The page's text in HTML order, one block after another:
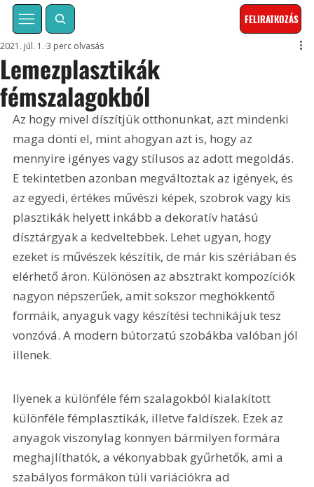
FELIRATKOZÁS
Lemezplasztikák
fémszalagokból
2021. júl. 1. 3 perc olvasás
Az hogy mivel díszítjük otthonunkat, azt mindenki
maga dönti el, mint ahogyan azt is, hogy az
mennyire igényes vagy stílusos az adott megoldás.
E tekintetben azonban megváltoztak az igények, és
az egyedi, értékes művészi képek, szobrok vagy kis
plasztikák helyett inkább a dekoratív hatású
dísztárgyak a kedveltebbek. Lehet ugyan, hogy
ezeket is művészek készítik, de már kis szériában és
elérhető áron. Különösen az absztrakt kompozíciók
nagyon népszerűek, amit sokszor meghökkentő
formáik, anyaguk vagy készítési technikájuk tesz
vonzóvá. A modern bútorzatú szobákba valóban jól
illenek.
Ilyenek a különféle fém szalagokból kialakított
különféle fémplasztikák, illetve faldíszek. Ezek az
anyagok viszonylag könnyen bármilyen formára
meghajlíthatók, a vékonyabbak gyűrhetők, ami a
szabályos formákon túli variációkra ad